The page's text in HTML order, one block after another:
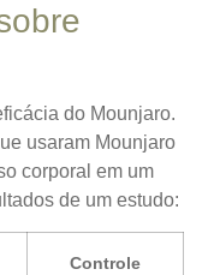
do Mounjaro.
usaram Mounjaro
corporal em um
de um estudo:
Controle